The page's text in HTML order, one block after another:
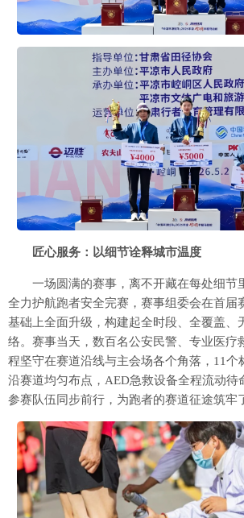
匠心服务：以细节诠释城市温度
一场圆满的赛事，离不开藏在每处细节
全力护航跑者安全完赛，赛事组委会在首届
基础上全面升级，构建起全时段、全覆盖、
络。赛事当天，数百名公安民警、专业医疗
程坚守在赛道沿线与主会场各个角落，11个
沿赛道均匀布点，AED急救设备全程流动待
参赛队伍同步前行，为跑者的赛道征途筑牢